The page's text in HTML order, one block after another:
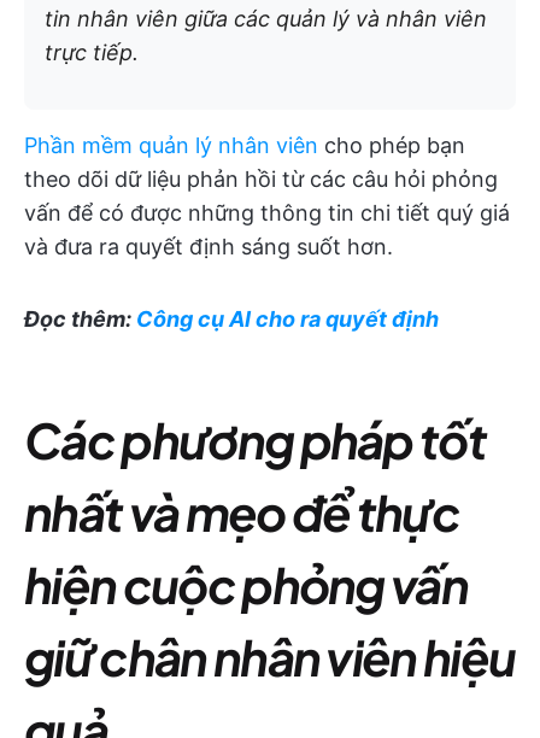
tin nhân viên giữa các quản lý và nhân viên
trực tiếp.
Phần mềm quản lý nhân viên cho phép bạn
theo dõi dữ liệu phản hồi từ các câu hỏi phỏng
vấn để có được những thông tin chi tiết quý giá
và đưa ra quyết định sáng suốt hơn.
Đọc thêm: Công cụ AI cho ra quyết định
Các phương pháp tốt
nhất và mẹo để thực
hiện cuộc phỏng vấn
giữ chân nhân viên hiệu